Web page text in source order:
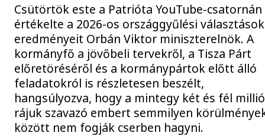
Csütörtök este a Patrióta YouTube-csatornán
értékelte a 2026-os országgyűlési választások
eredményeit Orbán Viktor miniszterelnök. A
kormányfő a jövőbeli tervekről, a Tisza Párt
előretöréséről és a kormánypártok előtt álló
feladatokról is részletesen beszélt,
hangsúlyozva, hogy a mintegy két és fél millió
rájuk szavazó embert semmilyen
között nem fogják cserben hagyni.